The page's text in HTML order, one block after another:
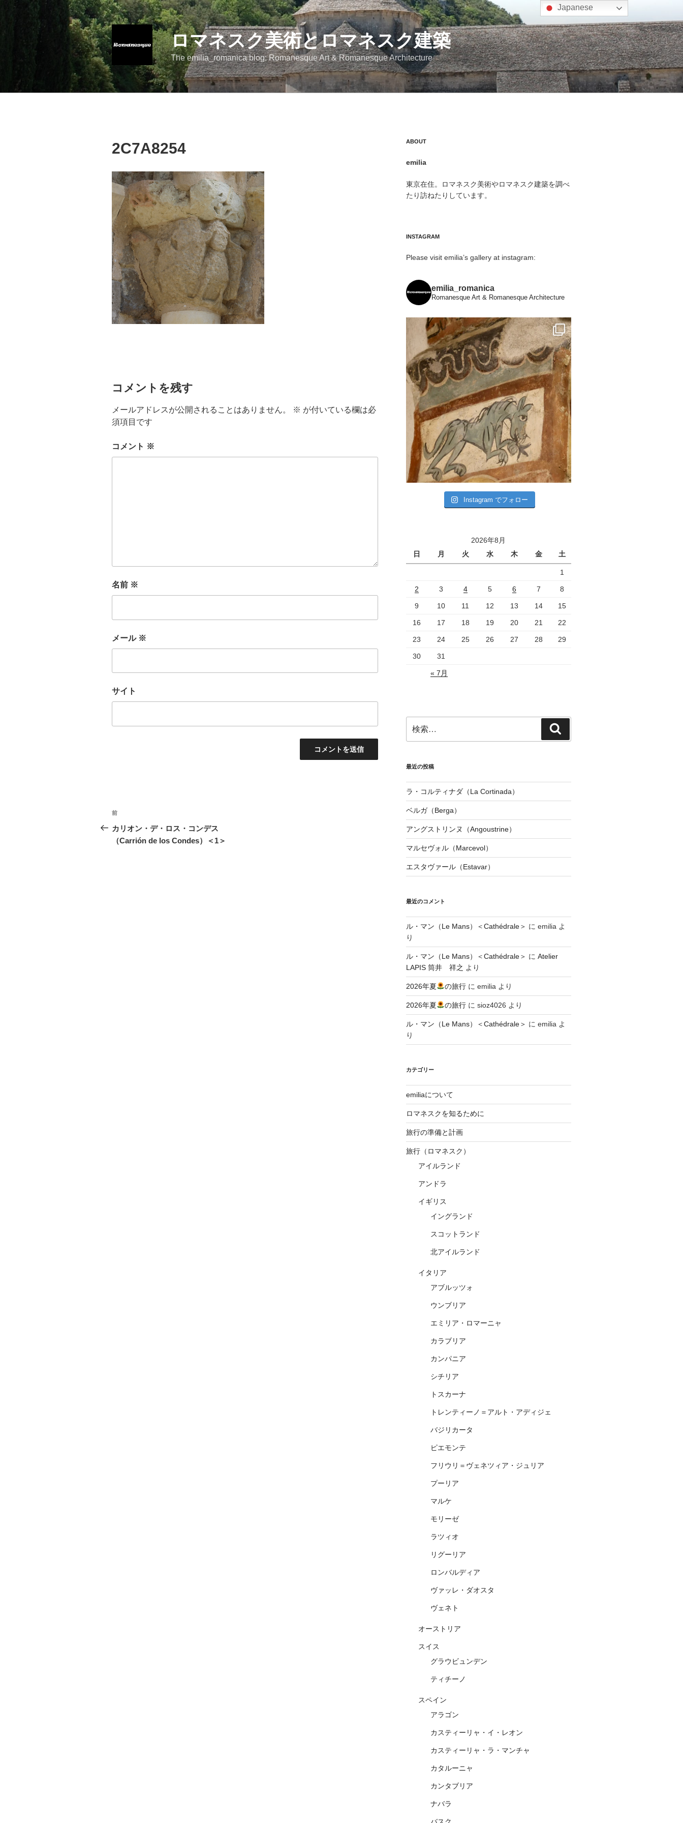
キ
ロマネスク美術とロマネスク建築
The emilia_romanica blog: Romanesque Art & Romanesque Architecture
2C7A8254
コメントを残す
メールアドレスが公開されることはありません。 ※ が付いている欄は必
須項目です
コメント ※
名前 ※
メール ※
サイト
投
稿
ナ
前
の
投
前
カリオン・デ・ロス・コンデス
（Carrión de los Condes）＜1＞
ABOUT
emilia
東京在住。ロマネスク美術やロマネスク建築を調べ
たり訪ねたりしています。
INSTAGRAM
Please visit emilia’s gallery at instagram:
emilia_romanica
Romanesque Art & Romanesque Architecture
Instagram でフォロー
2026年8月
日
月 火 水 木 金 土
1
2 3 4 5 6 7 8
9 10 11 12 13 14 15
16 17 18 19 20 21 22
23 24 25 26 27 28 29
30 31
« 7月
索:
索
最近の投稿
ラ・コルティナダ（La Cortinada）
ベルガ（Berga）
アングストリンヌ（Angoustrine）
マルセヴォル（Marcevol）
エスタヴァール（Estavar）
最近のコメント
ル・マン（Le Mans）＜Cathédrale＞ に emilia よ
り
ル・マン（Le Mans）＜Cathédrale＞ に Atelier
LAPIS 筒井 祥之 より
2026年夏 の旅行に emilia より
2026年夏 の旅行に sioz4026 より
ル・マン（Le Mans）＜Cathédrale＞ に emilia よ
り
カテゴリー
emiliaについて
ロマネスクを知るために
旅行の準備と計画
旅行（ロマネスク）
アイルランド
アンドラ
イギリス
イングランド
スコットランド
北アイルランド
イタリア
アブルッツォ
ウンブリア
エミリア・ロマーニャ
カラブリア
カンパニア
シチリア
トスカーナ
トレンティーノ＝アルト・アディジェ
バジリカータ
ピエモンテ
フリウリ＝ヴェネツィア・ジュリア
プーリア
マルケ
モリーゼ
ラツィオ
リグーリア
ロンバルディア
ヴァッレ・ダオスタ
ヴェネト
オーストリア
スイス
グラウビュンデン
ティチーノ
スペイン
アラゴン
カスティーリャ・イ・レオン
カスティーリャ・ラ・マンチャ
カタルーニャ
カンタブリア
ナバラ
Japanese